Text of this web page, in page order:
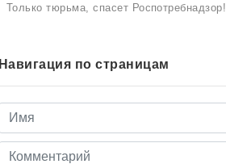
Только тюрьма, спасет Роспотребнадзор!
Навигация по страницам